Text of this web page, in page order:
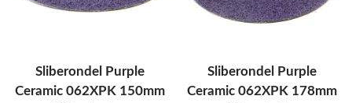
Sliberondel Purple
Ceramic 062XPK 150mm
Sliberondel Purple
Ceramic 062XPK 178mm